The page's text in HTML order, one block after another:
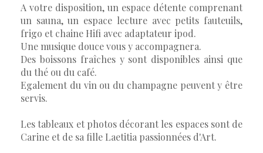
A votre disposition, un espace détente comprenant
un sauna, un espace lecture avec petits fauteuils,
frigo et chaine Hifi avec adaptateur ipod.
Une musique douce vous y accompagnera.
Des boissons fraîches y sont disponibles ainsi que
du thé ou du café.
Egalement du vin ou du champagne peuvent y être
servis.
Les tableaux et photos décorant les espaces sont de
Carine et de sa fille Laetitia passionnées d'Art.